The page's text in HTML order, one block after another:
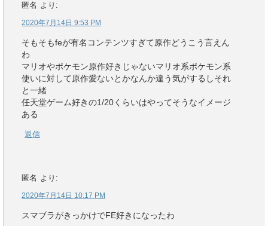
匿名 より:
2020年7月14日 9:53 PM
そもそもfeが有名コンテンツすぎて原作どうこう言えん
わ
マリオやポケモン原作好きじゃないマリオ系ポケモン系
使いに対して原作愛ないとかなんか違う気がするしそれ
と一緒
任天堂ゲーム好きの1/20くらいはやってそうなイメージ
ある
返信
匿名 より:
2020年7月14日 10:17 PM
スマブラがきっかけでFE好きになったわ